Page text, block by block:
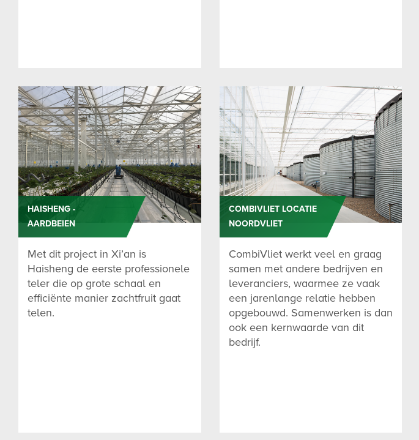
HAISHENG -
AARDBEIEN
Met dit project in Xi’an is
Haisheng de eerste professionele
teler die op grote schaal en
efficiënte manier zachtfruit gaat
telen.
COMBIVLIET LOCATIE
NOORDVLIET
CombiVliet werkt veel en graag
samen met andere bedrijven en
leveranciers, waarmee ze vaak
een jarenlange relatie hebben
opgebouwd. Samenwerken is dan
ook een kernwaarde van dit
bedrijf.